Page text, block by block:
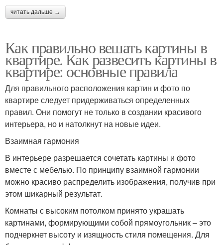
читать дальше →
Как правильно вешать картины в
квартире. Как развесить картины в
квартире: основные правила
Для правильного расположения картин и фото по
квартире следует придерживаться определенных
правил. Они помогут не только в создании красивого
интерьера, но и натолкнут на новые идеи.
Взаимная гармония
В интерьере разрешается сочетать картины и фото
вместе с мебелью. По принципу взаимной гармонии
можно красиво распределить изображения, получив при
этом шикарный результат.
Комнаты с высоким потолком принято украшать
картинами, формирующими собой прямоугольник – это
подчеркнет высоту и изящность стиля помещения. Для